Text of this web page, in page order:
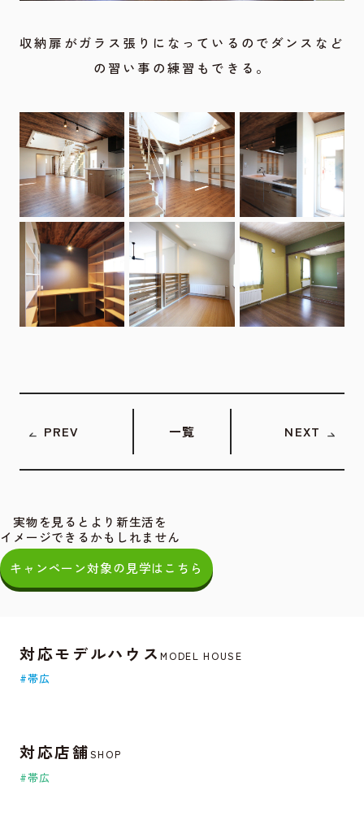
収納扉がガラス張りになっているのでダンスなど
の習い事の練習もできる。
PREV 一覧 NEXT
実物を見るとより新生活を
イメージできるかもしれません
キャンペーン対象の見学はこちら
対応モデルハウスMODEL HOUSE
#帯広
対応店舗SHOP
#帯広